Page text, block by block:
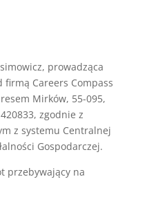
prowadząca
firmą Careers Compass
Mirków, 55-095,
zgodnie z
z systemu Centralnej
Gospodarczej.
przebywający na